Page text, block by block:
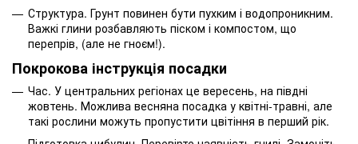
Структура. Грунт повинен бути пухким і водопроникним.
Важкі глини розбавляють піском і компостом, що
перепрів, (але не гноєм!).
Покрокова інструкція посадки
Час. У центральних регіонах це вересень, на півдні
жовтень. Можлива весняна посадка у квітні-травні, але
такі рослини можуть пропустити цвітіння в перший рік.